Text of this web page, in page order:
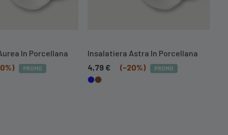
In Porcellana
PROMO
Insalatiera Astra In Porcellana
4,79 € (-20%) PROMO